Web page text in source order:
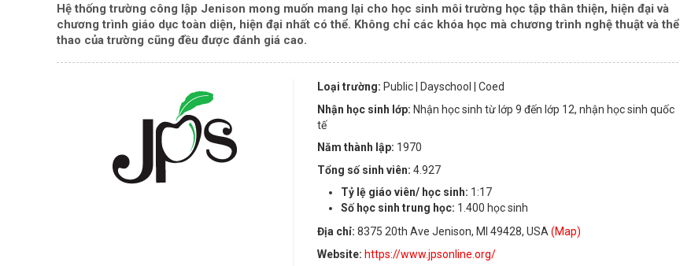
Hệ thống trường công lập Jenison mong muốn mang lại cho học sinh môi trường học tập thân thiện, hiện đại và
chương trình giáo dục toàn diện, hiện đại nhất có thể. Không chỉ các khóa học mà chương trình nghệ thuật và thể
thao của trường cũng đều được đánh giá cao.
Loại trường: Public | Dayschool
| Coed
Nhận học sinh lớp:Nhận học sinh từ lớp 9 đến lớp 12, nhận học sinh quốc
tế
Năm thành lập: 1970
Tổng số sinh viên:4.927
Tỷ lệ giáo viên/ học sinh: 1:17
Số học sinh trung học: 1.400 học sinh
Địa chỉ:8375 20th Ave Jenison, MI 49428, USA(Map)
Website:https://www.jpsonline.org/